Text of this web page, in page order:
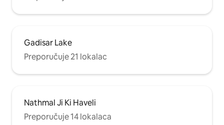
Gadisar Lake
Preporučuje 21 lokalac
Nathmal Ji Ki Haveli
Preporučuje 14 lokalaca